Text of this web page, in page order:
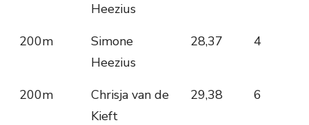
Heezius
200m
Simone
Heezius
28,37 4
200m
Chrisja van de
Kieft
29,38 6